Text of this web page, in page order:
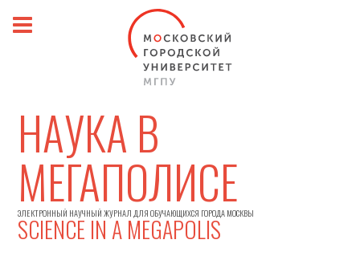
НАУКА В
МЕГАПОЛИСЕ
ЭЛЕКТРОННЫЙ НАУЧНЫЙ ЖУРНАЛ ДЛЯ ОБУЧАЮЩИХСЯ ГОРОДА МОСКВЫ
SCIENCE IN A MEGAPOLIS